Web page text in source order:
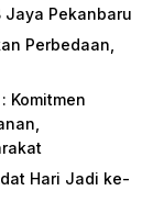
Jaya Pekanbaru
Perbedaan,
Komitmen
Hari Jadi ke-